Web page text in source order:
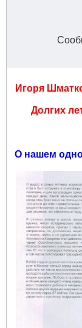
Игоря
Долгих
О нашем